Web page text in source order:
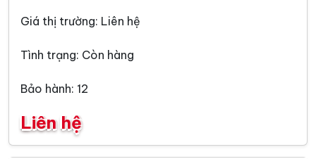
Giá thị trường: Liên hệ
Tình trạng: Còn hàng
Bảo hành: 12
Liên hệ